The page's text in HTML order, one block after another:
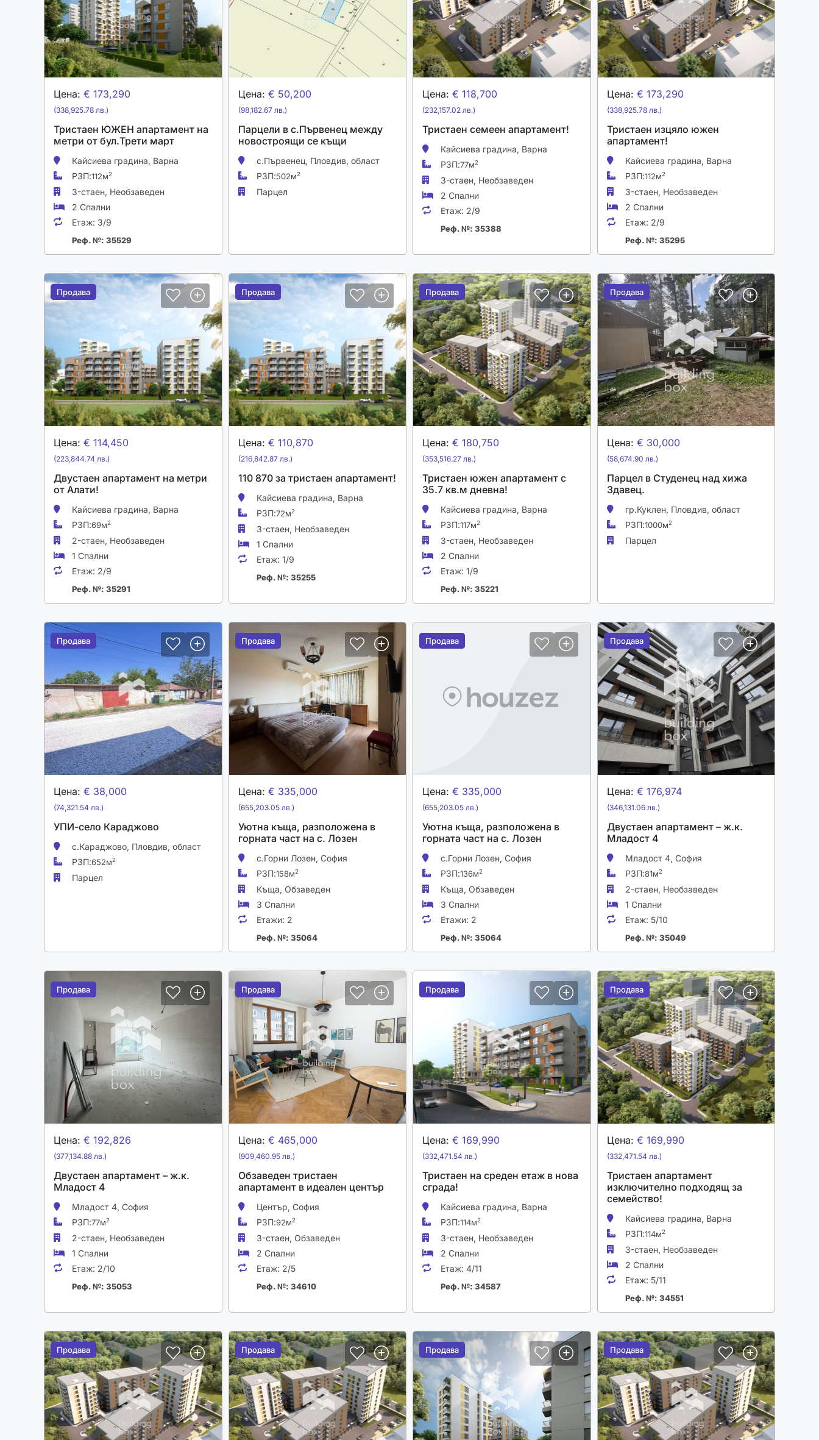
Цена: € 173,290
(338,925.78 лв.)
Тристаен ЮЖЕН апартамент на
метри от бул.Трети март
Кайсиева градина, Варна
РЗП:112м2
3-стаен, Необзаведен
2 Спални
Етаж: 3/9
Реф. №: 35529
Цена: € 50,200
(98,182.67 лв.)
Парцели в с.Първенец между
новостроящи се къщи
с.Първенец, Пловдив, област
РЗП:502м2
Парцел
Цена: € 118,700
(232,157.02 лв.)
Тристаен семеен апартамент!
Кайсиева градина, Варна
РЗП:77м2
3-стаен, Необзаведен
2 Спални
Етаж: 2/9
Реф. №: 35388
Цена: € 173,290
(338,925.78 лв.)
Тристаен изцяло южен
апартамент!
Кайсиева градина, Варна
РЗП:112м2
3-стаен, Необзаведен
2 Спални
Етаж: 2/9
Реф. №: 35295
Продава
Продава
Цена: € 114,450
(223,844.74 лв.)
Двустаен апартамент на метри
от Алати!
Кайсиева градина, Варна
РЗП:69м2
2-стаен, Необзаведен
1 Спални
Етаж: 2/9
Реф. №: 35291
Продава
Продава
Цена: € 110,870
(216,842.87 лв.)
110 870 за тристаен апартамент!
Кайсиева градина, Варна
РЗП:72м2
3-стаен, Необзаведен
1 Спални
Етаж: 1/9
Реф. №: 35255
Продава
Продава
Цена: € 180,750
(353,516.27 лв.)
Тристаен южен апартамент с
35.7 кв.м дневна!
Кайсиева градина, Варна
РЗП:117м2
3-стаен, Необзаведен
2 Спални
Етаж: 1/9
Реф. №: 35221
Продава
Продава
Цена: € 30,000
(58,674.90 лв.)
Парцел в Студенец над хижа
Здавец.
гр.Куклен, Пловдив, област
РЗП:1000м2
Парцел
Продава
Продава
Цена: € 38,000
(74,321.54 лв.)
УПИ-село Караджово
с.Караджово, Пловдив, област
РЗП:652м2
Парцел
Продава
Продава
Цена: € 335,000
(655,203.05 лв.)
Уютна къща, разположена в
горната част на с. Лозен
с.Горни Лозен, София
РЗП:158м2
Къща, Обзаведен
3 Спални
Етажи: 2
Реф. №: 35064
Продава
Продава
Цена: € 335,000
(655,203.05 лв.)
Уютна къща, разположена в
горната част на с. Лозен
с.Горни Лозен, София
РЗП:136м2
Къща, Обзаведен
3 Спални
Етажи: 2
Реф. №: 35064
Продава
Продава
Цена: € 176,974
(346,131.06 лв.)
Двустаен апартамент – ж.к.
Младост 4
Младост 4, София
РЗП:81м2
2-стаен, Необзаведен
1 Спални
Етаж: 5/10
Реф. №: 35049
Продава
Продава
Цена: € 192,826
(377,134.88 лв.)
Двустаен апартамент – ж.к.
Младост 4
Младост 4, София
РЗП:77м2
2-стаен, Необзаведен
1 Спални
Етаж: 2/10
Реф. №: 35053
Продава
Продава
Цена: € 465,000
(909,460.95 лв.)
Обзаведен тристаен
апартамент в идеален център
Център, София
РЗП:92м2
3-стаен, Обзаведен
2 Спални
Етаж: 2/5
Реф. №: 34610
Продава
Продава
Цена: € 169,990
(332,471.54 лв.)
Тристаен на среден етаж в нова
сграда!
Кайсиева градина, Варна
РЗП:114м2
3-стаен, Необзаведен
2 Спални
Етаж: 4/11
Реф. №: 34587
Продава
Продава
Цена: € 169,990
(332,471.54 лв.)
Тристаен апартамент
изключително подходящ за
семейство!
Кайсиева градина, Варна
РЗП:114м2
3-стаен, Необзаведен
2 Спални
Етаж: 5/11
Реф. №: 34551
Продава
Продава Продава
Продава Продава
Продава Продава
Продава